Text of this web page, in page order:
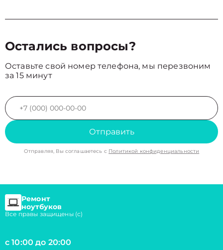
Остались вопросы?
Оставьте свой номер телефона, мы перезвоним
за 15 минут
Отправить
Отправляя, Вы соглашаетесь с Политикой конфиденциальности
Ремонт
ноутбуков
Все правы защищены (с)
с 10:00 до 20:00